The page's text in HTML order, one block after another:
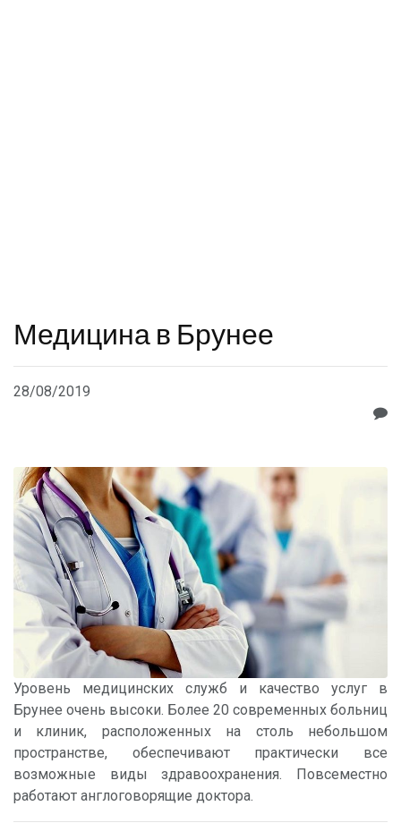
Медицина в Брунее
28/08/2019
Уровень медицинских служб и качество услуг в
Брунее очень высоки. Более 20 современных больниц
и клиник, расположенных на столь небольшом
пространстве, обеспечивают практически все
возможные виды здравоохранения. Повсеместно
работают англоговорящие доктора.